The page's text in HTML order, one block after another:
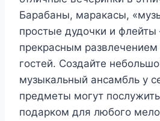
Барабаны, маракасы,
простые дудочки и флейты
прекрасным
гостей. Создайте
музыкальный ансамбль у
предметы могут
подарком для любого